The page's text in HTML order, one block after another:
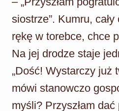
siostrze”. Kumru,
rękę w torebce, chce
Na jej drodze staje
„Dość! Wystarczy już
mówi stanowczo
myśli? Przyszłam